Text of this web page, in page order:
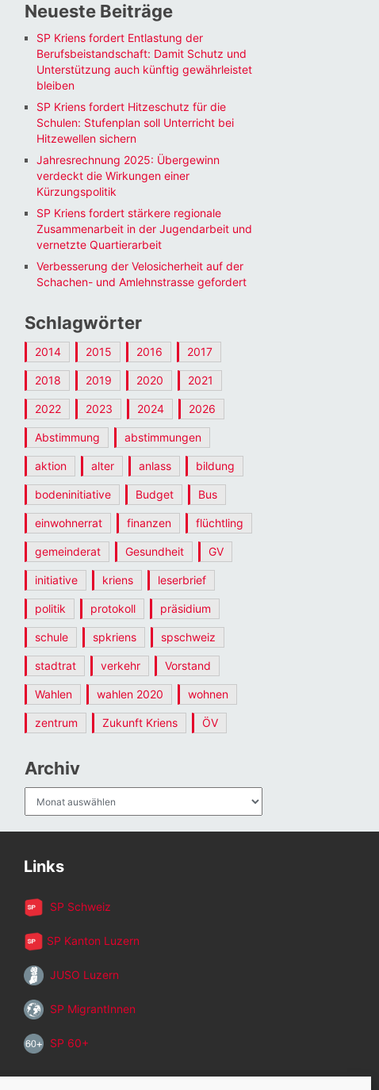
Neueste Beiträge
SP Kriens fordert Entlastung der
Berufsbeistandschaft: Damit Schutz und
Unterstützung auch künftig gewährleistet
bleiben
SP Kriens fordert Hitzeschutz für die
Schulen: Stufenplan soll Unterricht bei
Hitzewellen sichern
Jahresrechnung 2025: Übergewinn
verdeckt die Wirkungen einer
Kürzungspolitik
SP Kriens fordert stärkere regionale
Zusammenarbeit in der Jugendarbeit und
vernetzte Quartierarbeit
Verbesserung der Velosicherheit auf der
Schachen- und Amlehnstrasse gefordert
Schlagwörter
2014 2015 2016 2017
2018 2019 2020 2021
2022 2023 2024 2026
Abstimmung abstimmungen
aktion alter anlass bildung
bodeninitiative Budget Bus
einwohnerrat finanzen flüchtling
gemeinderat Gesundheit GV
initiative kriens leserbrief
politik protokoll präsidium
schule spkriens spschweiz
stadtrat verkehr Vorstand
Wahlen wahlen 2020 wohnen
zentrum Zukunft Kriens ÖV
Archiv
Links
SP Schweiz
SP Kanton Luzern
JUSO Luzern
SP MigrantInnen
SP 60+